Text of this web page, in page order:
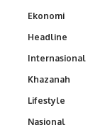
Ekonomi
Headline
Internasional
Khazanah
Lifestyle
Nasional